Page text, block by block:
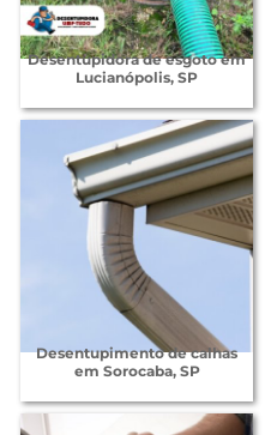
Desentupidora de esgoto em
Lucianópolis, SP
Desentupimento de calhas
em Sorocaba, SP